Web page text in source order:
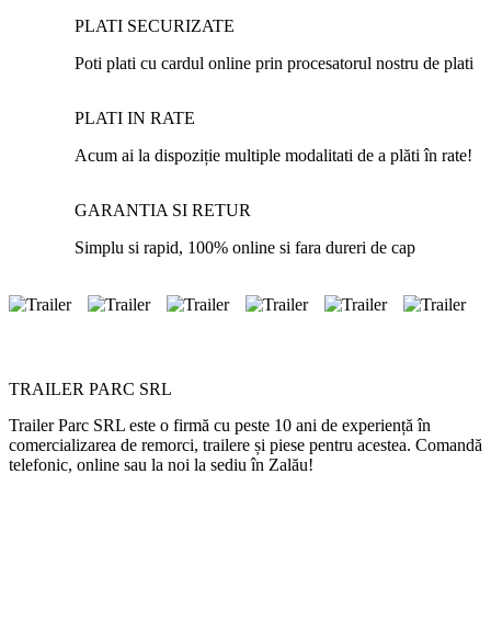
PLATI SECURIZATE
Poti plati cu cardul online prin procesatorul nostru de plati
PLATI IN RATE
Acum ai la dispoziție multiple modalitati de a plăti în rate!
GARANTIA SI RETUR
Simplu si rapid, 100% online si fara dureri de cap
TRAILER PARC SRL
Trailer Parc SRL este o firmă cu peste 10 ani de experiență în
comercializarea de remorci, trailere și piese pentru acestea. Comandă
telefonic, online sau la noi la sediu în Zalău!